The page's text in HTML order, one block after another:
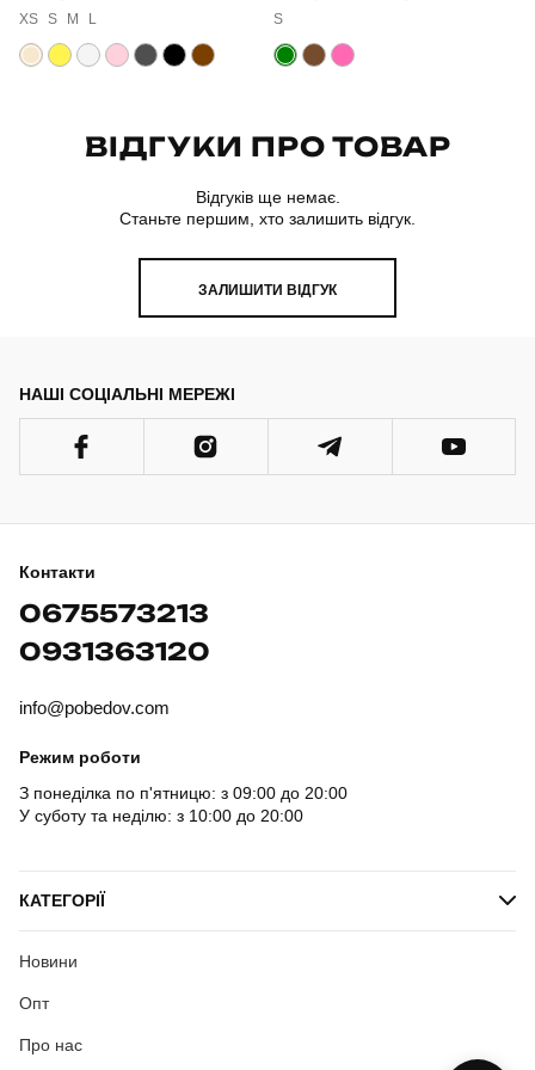
XS S M L S
ВІДГУКИ ПРО ТОВАР
Відгуків ще немає.
Станьте першим, хто залишить відгук.
ЗАЛИШИТИ ВІДГУК
НАШІ СОЦІАЛЬНІ МЕРЕЖІ
Контакти
0675573213
0931363120
info@pobedov.com
Режим роботи
З понеділка по п'ятницю: з 09:00 до 20:00
У суботу та неділю: з 10:00 до 20:00
КАТЕГОРІЇ
Новини
Опт
Про нас